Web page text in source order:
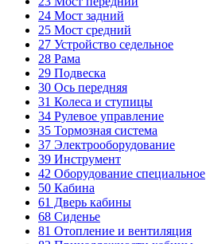
24 Мост задний
25 Мост средний
27 Устройство седельное
28 Рама
29 Подвеска
30 Ось передняя
31 Колеса и ступицы
34 Рулевое управление
35 Тормозная система
37 Электрооборудование
39 Инструмент
42 Оборудование специальное
50 Кабина
61 Дверь кабины
68 Сиденье
81 Отопление и вентиляция